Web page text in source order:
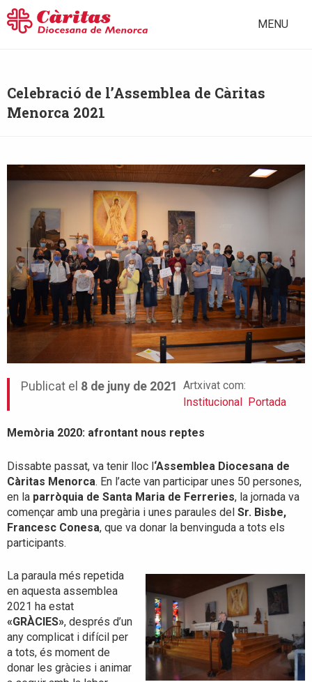
MENU
Celebració de l’Assemblea de Càritas
Menorca 2021
Publicat el 8 de juny de 2021
Artxivat com:
Institucional Portada
Memòria 2020: afrontant nous reptes
Dissabte passat, va tenir lloc l‘Assemblea Diocesana de
Càritas Menorca. En l’acte van participar unes 50 persones,
en la parròquia de Santa Maria de Ferreries, la jornada va
començar amb una pregària i unes paraules del Sr. Bisbe,
Francesc Conesa, que va donar la benvinguda a tots els
participants.
La paraula més repetida
en aquesta assemblea
2021 ha estat
«GRÀCIES», després d’un
any complicat i difícil per
a tots, és moment de
donar les gràcies i animar